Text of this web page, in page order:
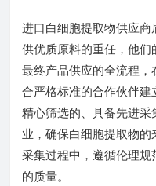
进口白细胞提取物供应
供优质原料的重任，他
最终产品供应的全流程
合严格标准的合作伙伴
精心筛选的、具备先进
业，确保白细胞提取物
采集过程中，遵循伦理
的质量。